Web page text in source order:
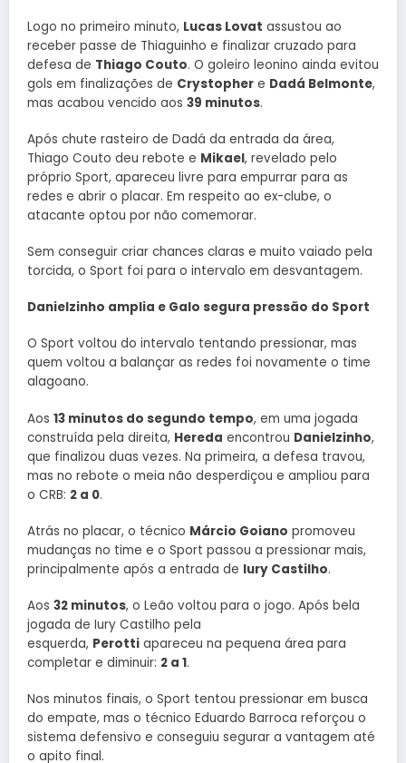
Logo no primeiro minuto, Lucas Lovat assustou ao
receber passe de Thiaguinho e finalizar cruzado para
defesa de Thiago Couto. O goleiro leonino ainda evitou
gols em finalizações de Crystopher e Dadá Belmonte,
mas acabou vencido aos 39 minutos.
Após chute rasteiro de Dadá da entrada da área,
Thiago Couto deu rebote e Mikael, revelado pelo
próprio Sport, apareceu livre para empurrar para as
redes e abrir o placar. Em respeito ao ex-clube, o
atacante optou por não comemorar.
Sem conseguir criar chances claras e muito vaiado pela
torcida, o Sport foi para o intervalo em desvantagem.
Danielzinho amplia e Galo segura pressão do Sport
O Sport voltou do intervalo tentando pressionar, mas
quem voltou a balançar as redes foi novamente o time
alagoano.
Aos 13 minutos do segundo tempo, em uma jogada
construída pela direita, Hereda encontrou Danielzinho,
que finalizou duas vezes. Na primeira, a defesa travou,
mas no rebote o meia não desperdiçou e ampliou para
o CRB: 2 a 0.
Atrás no placar, o técnico Márcio Goiano promoveu
mudanças no time e o Sport passou a pressionar mais,
principalmente após a entrada de Iury Castilho.
Aos 32 minutos, o Leão voltou para o jogo. Após bela
jogada de Iury Castilho pela
esquerda, Perotti apareceu na pequena área para
completar e diminuir: 2 a 1.
Nos minutos finais, o Sport tentou pressionar em busca
do empate, mas o técnico Eduardo Barroca reforçou o
sistema defensivo e conseguiu segurar a vantagem até
o apito final.